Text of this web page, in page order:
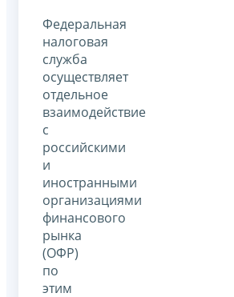
Федеральная
налоговая
служба
осуществляет
отдельное
взаимодействие
с
российскими
и
иностранными
организациями
финансового
рынка
(ОФР)
по
этим